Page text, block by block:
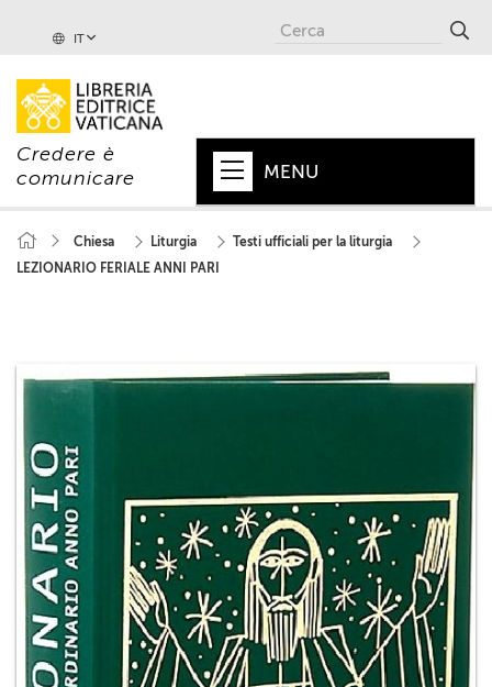
IT
Credere è
comunicare
MENU
PAPA
CHIESA
+
RIVISTE
+
CEI
AUTORI VARI
Chiesa Liturgia
Testi ufficiali per la liturgia
LEZIONARIO FERIALE ANNI PARI